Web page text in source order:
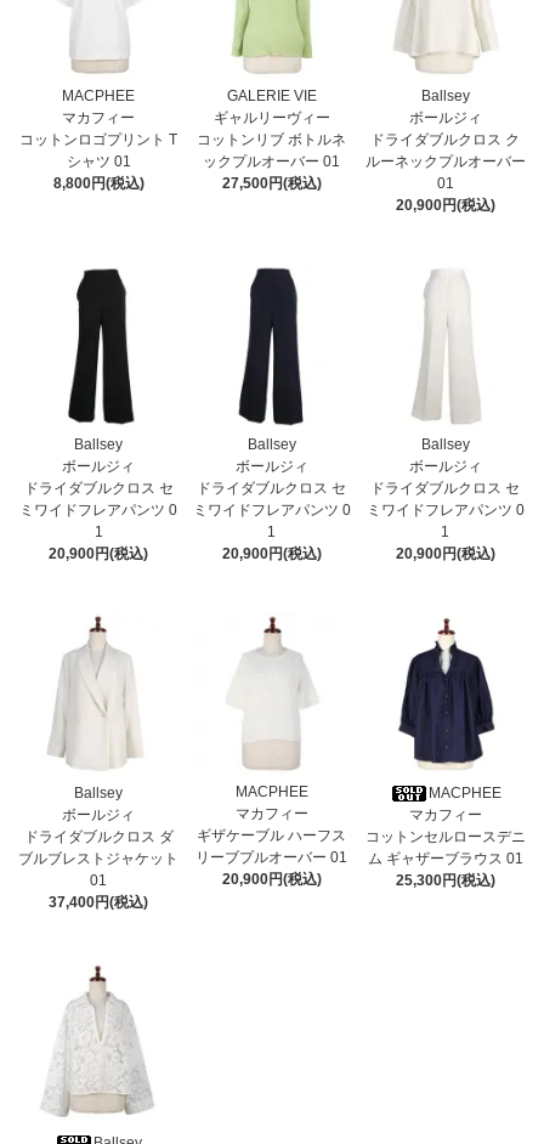
MACPHEE
マカフィー
コットンロゴプリント T
シャツ 01
8,800円(税込)
GALERIE VIE
ギャルリーヴィー
コットンリブ ボトルネ
ックプルオーバー 01
27,500円(税込)
Ballsey
ボールジィ
ドライダブルクロス ク
ルーネックプルオーバー
01
20,900円(税込)
Ballsey
ボールジィ
ドライダブルクロス セ
ミワイドフレアパンツ 0
1
20,900円(税込)
Ballsey
ボールジィ
ドライダブルクロス セ
ミワイドフレアパンツ 0
1
20,900円(税込)
Ballsey
ボールジィ
ドライダブルクロス セ
ミワイドフレアパンツ 0
1
20,900円(税込)
Ballsey
ボールジィ
ドライダブルクロス ダ
ブルブレストジャケット
01
37,400円(税込)
MACPHEE
マカフィー
ギザケーブル ハーフス
リーブプルオーバー 01
20,900円(税込)
MACPHEE
マカフィー
コットンセルロースデニ
ム ギャザーブラウス 01
25,300円(税込)